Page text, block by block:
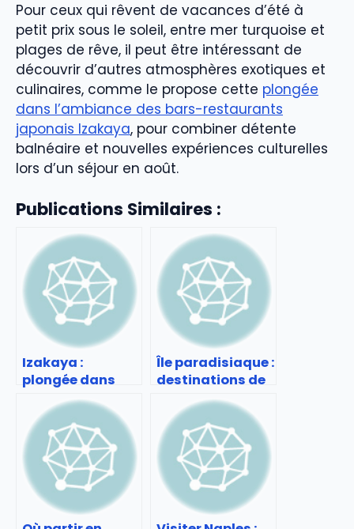
Pour ceux qui rêvent de vacances d’été à
petit prix sous le soleil, entre mer turquoise et
plages de rêve, il peut être intéressant de
découvrir d’autres atmosphères exotiques et
culinaires, comme le propose cette plongée
dans l’ambiance des bars-restaurants
japonais Izakaya, pour combiner détente
balnéaire et nouvelles expériences culturelles
lors d’un séjour en août.
Publications Similaires :
Izakaya :
plongée dans
l’ambiance des
bars-
restaurants
japonais
Île paradisiaque :
destinations de
rêve à travers le
monde